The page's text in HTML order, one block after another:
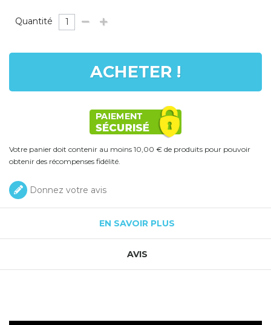
Quantité
ACHETER !
Votre panier doit contenir au moins 10,00 € de produits pour pouvoir
obtenir des récompenses fidélité.
Donnez votre avis
EN SAVOIR PLUS
AVIS